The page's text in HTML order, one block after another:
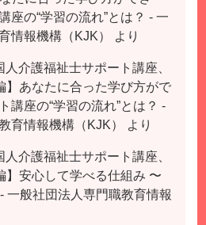
座の“学習の流れ”とは？ - 一
情報機構（KJK）
より
介護福祉士サポート講座、
】あなたに合った学び方がで
講座の“学習の流れ”とは？ -
育情報機構（KJK）
より
介護福祉士サポート講座、
】安心して学べる仕組み 〜
一般社団法人専門職教育情報